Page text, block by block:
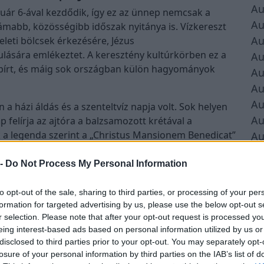
Do Not Process My Personal Information
opt-out of the sale, sharing to third parties, or processing of your
for targeted advertising by us, please use the below opt-out
selection. Please note that after your opt-out request is processed
interest-based ads based on personal information utilized by us
to third parties prior to your opt-out. You may separately
of your personal information by third parties on the IAB’s list of
6-ával kezdődik, így ez az ünnep nemcsak a
közösségibb időszak nyitánya is. Vízkereszt
bölcsek érkezésére, Jézus
emlékeztet. A keresztény kultúrkörben ez a
és máig sok országban külön hagyományok
házi áldás és a szenteltvíz napja volt. Sok helyen
felírja az ajtóra a balzsamozott krétával a
legenda szerint a „Christus Mansionem Benedicat”
is értelmezhetők. Ezzel a nappal ér véget a
ilyenkor hagyományosan lebontják, hogy
hangulatának.
mert ettől kezdve indul el a bálok, álarcos
időszaka, amely egészen hamvazószerdáig
első báli eseményeit, így a Vízkereszt nemcsak
is: lezárul a meghitt, csendes ünneplés, és
színes forgataga.